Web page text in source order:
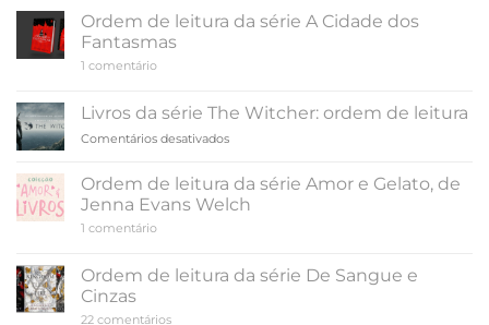
de
Hoover
Ordem de leitura da série A Cidade dos
Fantasmas
1 comentárioem
leitura
da
série
dos
Fantasmas
Livros da série The Witcher: ordem de leitura
Comentários desativadosem
série
The
de
leitura
Ordem de leitura da série Amor e Gelato, de
Jenna Evans Welch
1 comentárioem
leitura
da
Amor
Ordem de leitura da série De Sangue e
Cinzas
22 comentáriosem